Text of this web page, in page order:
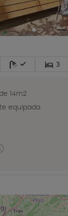
3
14m2
equipada